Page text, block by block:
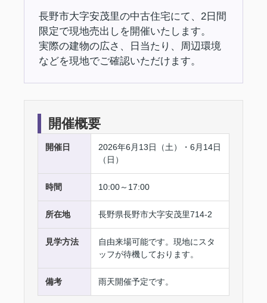
長野市大字安茂里の中古住宅にて、2日間
限定で現地売出しを開催いたします。
実際の建物の広さ、日当たり、周辺環境
などを現地でご確認いただけます。
開催概要
開催日
2026年6月13日（土）・6月14日
（日）
時間 10:00～17:00
所在地 長野県長野市大字安茂里714-2
見学方法
自由来場可能です。現地にスタ
ッフが待機しております。
備考 雨天開催予定です。